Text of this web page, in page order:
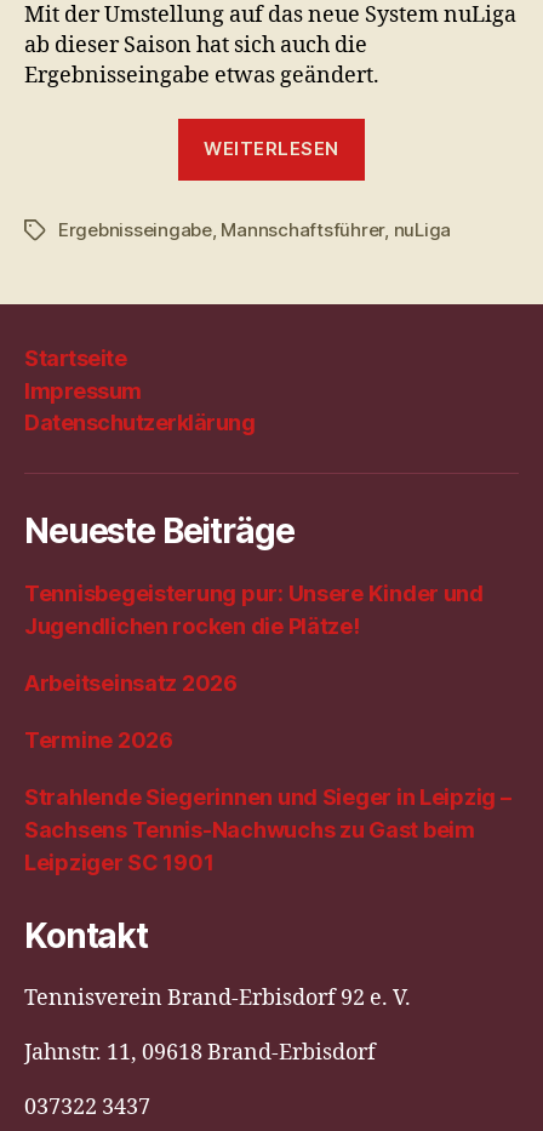
Mit der Umstellung auf das neue System nuLiga
ab dieser Saison hat sich auch die
Ergebnisseingabe etwas geändert.
WEITERLESEN
Schlagwörter
Ergebnisseingabe, Mannschaftsführer, nuLiga
Startseite
Impressum
Datenschutzerklärung
Neueste Beiträge
Tennisbegeisterung pur: Unsere Kinder und
Jugendlichen rocken die Plätze!
Arbeitseinsatz 2026
Termine 2026
Strahlende Siegerinnen und Sieger in Leipzig –
Sachsens Tennis-Nachwuchs zu Gast beim
Leipziger SC 1901
Kontakt
Tennisverein Brand-Erbisdorf 92 e. V.
Jahnstr. 11, 09618 Brand-Erbisdorf
037322 3437